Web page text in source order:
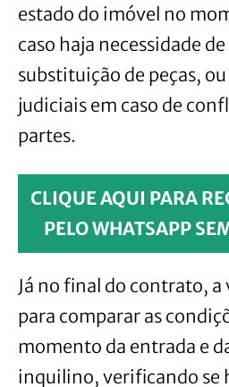
estado do imóvel no
caso haja necessidade
substituição de peças,
judiciais em caso de
partes.
CLIQUE AQUI PARA
PELO WHATSAPP
Já no final do contrato,
para comparar as
momento da entrada e
inquilino, verificando se